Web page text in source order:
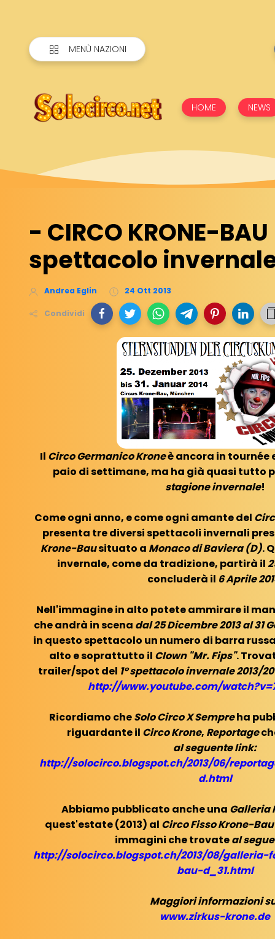
MENÙ NAZIONI
HOME NEWS
- CIRCO KRONE-BAU
spettacolo
Andrea Eglin 24 Ott 2013
Condividi
Il Circo Germanico Kroneè ancora in tournée
paio di settimane, ma ha già quasi tutto
stagione invernale!
Come ogni anno, e come ogni amante del
presenta tre diversi spettacoli invernali
Krone-Bausituato a Monaco di Baviera (D).
invernale, come da tradizione, partirà il
concluderà il 6 Aprile
Nell'immagine in alto potete ammirare il
che andrà in scena dal 25 Dicembre 2013 al 31
in questo spettacolo un numero di barra
alto e soprattutto il Clown "Mr. Fips".
trailer/spot del 1° spettacolo invernale 2013/
http://www.youtube.com/
Ricordiamo cheSolo Circo X Sempreha
riguardante il Circo Krone, Reportage
al seguente link:
http://solocirco.blogspot.ch/2013/06/
d.html
Abbiamo pubblicato anche una Galleria
quest'estate (2013) al Circo Fisso Krone-Bau
immagini che trovateal
http://solocirco.blogspot.ch/2013/08/
bau-d_31.html
Maggiori informazioni
www.zirkus-krone.de